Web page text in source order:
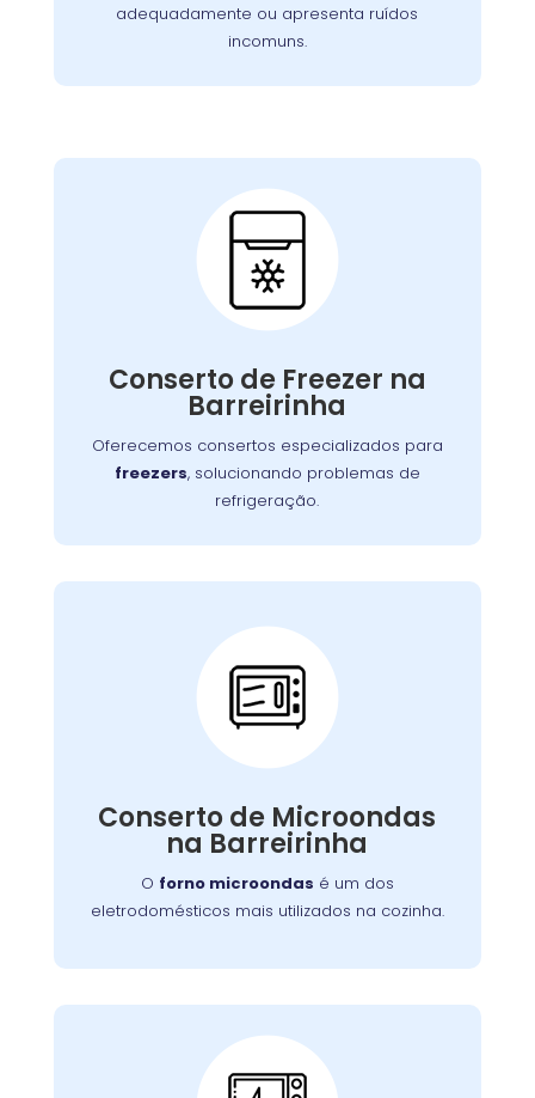
adequadamente ou apresenta ruídos
incomuns.
Conserto de Freezer na
Barreirinha
Oferecemos consertos especializados para
freezers, solucionando problemas de
refrigeração.
Conserto de Freezer:
Nossos especialistas estão prontos para
ou componentes elétricos, garantindo o
congelamento adequada dos alimentos.
Conserto de Microondas
na Barreirinha
O forno microondas é um dos
eletrodomésticos mais utilizados na cozinha.
Conserto de
Microondas:
Se o seu aparelho apresenta problemas como
equipe está preparada para consertá-lo com
eficiência, garantindo sua funcionalidade no